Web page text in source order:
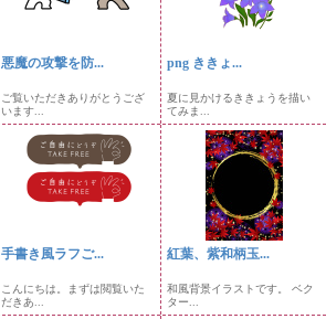
悪魔の攻撃を防...
ご覧いただきありがとうござ
います...
png ききょ...
夏に見かけるききょうを描い
てみま...
手書き風ラフご...
こんにちは。まずは閲覧いた
だきあ...
紅葉、紫和柄玉...
和風背景イラストです。 ベク
ター...